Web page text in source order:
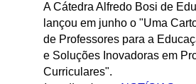
A Cátedra Alfredo Bosi de
lançou em junho o "Uma
de Professores para a
e Soluções Inovadoras em
Curriculares".